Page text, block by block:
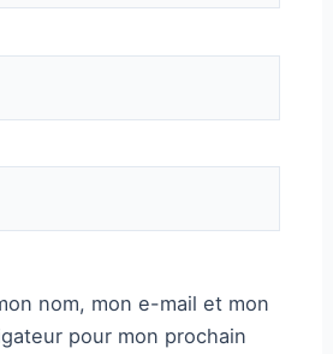
nom, mon e-mail et mon
pour mon prochain